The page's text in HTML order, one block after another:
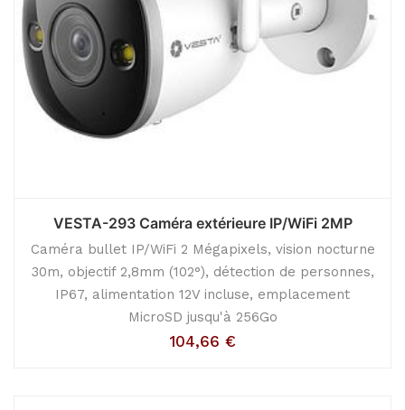
VESTA-293 Caméra extérieure IP/WiFi 2MP
Caméra bullet IP/WiFi 2 Mégapixels, vision nocturne
30m, objectif 2,8mm (102°), détection de personnes,
IP67, alimentation 12V incluse, emplacement
MicroSD jusqu'à 256Go
104,66 €